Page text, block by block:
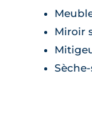
ALDI se
Les amateurs
Parc de la
pied, idéal
Miroir